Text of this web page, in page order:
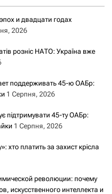
и двадцати годах
2026
розніс НАТО: Україна вже
поддерживать 45-ю ОАБр:
1 Серпня, 2026
підтримувати 45-ту ОАБр:
1 Серпня, 2026
хто платить за захист крісла
революции: почему
искусственного интеллекта и